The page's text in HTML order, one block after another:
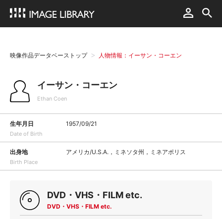
映像作品データベーストップ 人物情報：イーサン・コーエン
イーサン・コーエン
Ethan Coen
生年月日
Date of Birth
1957/09/21
出身地
Birth Place
アメリカ/U.S.A.，ミネソタ州，ミネアポリス
DVD・VHS・FILM etc.
DVD・VHS・FILM etc.